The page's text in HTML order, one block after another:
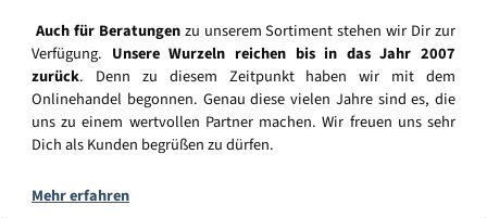
Auch für Beratungenzu unserem Sortiment stehen wir Dir zur
Verfügung. Unsere Wurzeln reichen bis in das Jahr 2007
zurück. Denn zu diesem Zeitpunkt haben wir mit dem
Onlinehandel begonnen. Genau diese vielen Jahre sind es, die
uns zu einem wertvollen Partner machen. Wir freuen uns sehr
Dich als Kunden begrüßen zu dürfen.
Mehr erfahren